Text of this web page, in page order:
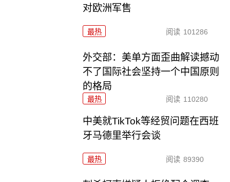
对欧洲军售
最热 阅读 101286
外交部：美单方面歪曲解读撼动
不了国际社会坚持一个中国原则
的格局
最热 阅读 110280
中美就TikTok等经贸问题在西班
牙马德里举行会谈
最热 阅读 89390